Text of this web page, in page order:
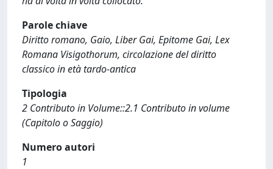
Parole chiave
Diritto romano, Gaio, Liber Gai, Epitome Gai, Lex
Romana Visigothorum, circolazione del diritto
classico in età tardo-antica
Tipologia
2 Contributo in Volume::2.1 Contributo in volume
(Capitolo o Saggio)
Numero autori
1